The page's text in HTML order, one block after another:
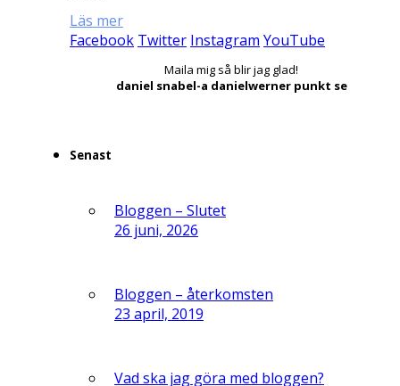
Läs mer
Facebook Twitter Instagram YouTube
Maila mig så blir jag glad!
daniel snabel-a danielwerner punkt se
Senast
Bloggen – Slutet
26 juni, 2026
Bloggen – återkomsten
23 april, 2019
Vad ska jag göra med bloggen?